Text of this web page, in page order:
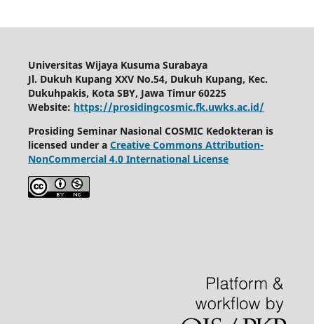
Universitas Wijaya Kusuma Surabaya
Jl. Dukuh Kupang XXV No.54, Dukuh Kupang, Kec.
Dukuhpakis, Kota SBY, Jawa Timur 60225
Website: https://prosidingcosmic.fk.uwks.ac.id/
Prosiding Seminar Nasional COSMIC Kedokteran is
licensed under a Creative Commons Attribution-
NonCommercial 4.0 International License